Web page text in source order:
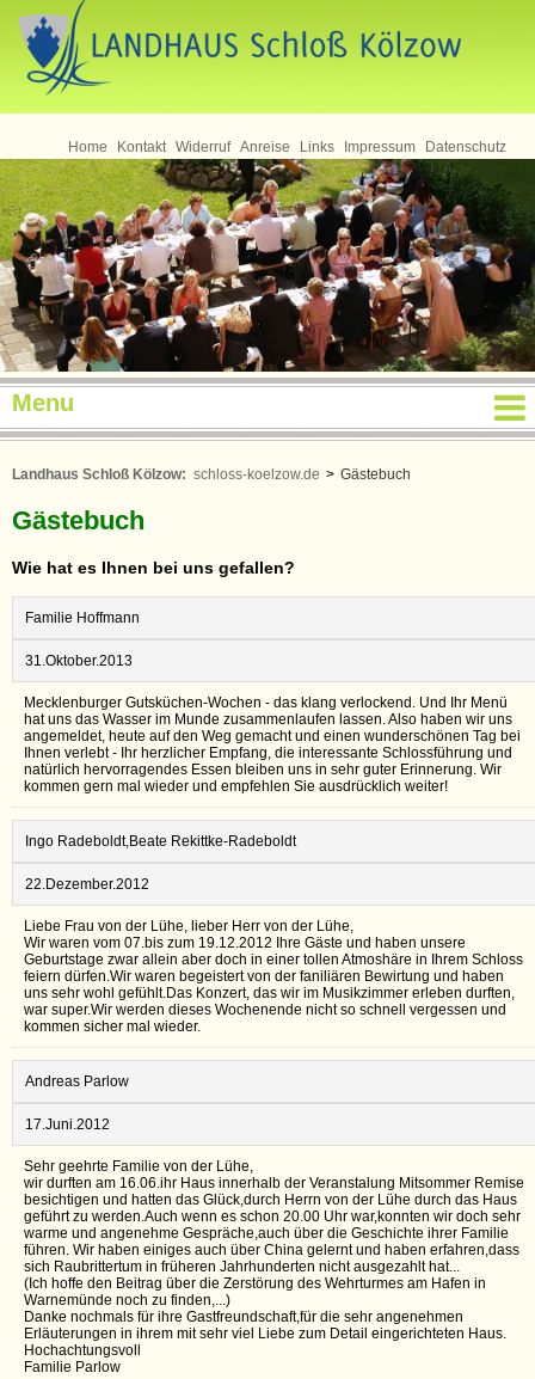
Home Kontakt Widerruf Anreise Links Impressum Datenschutz
Menu
Landhaus Schloß Kölzow: schloss-koelzow.de > Gästebuch
Gästebuch
Wie hat es Ihnen bei uns gefallen?
Familie Hoffmann
31.Oktober.2013
Mecklenburger Gutsküchen-Wochen - das klang verlockend. Und Ihr Menü
hat uns das Wasser im Munde zusammenlaufen lassen. Also haben wir uns
angemeldet, heute auf den Weg gemacht und einen wunderschönen Tag bei
Ihnen verlebt - Ihr herzlicher Empfang, die interessante Schlossführung und
natürlich hervorragendes Essen bleiben uns in sehr guter Erinnerung. Wir
kommen gern mal wieder und empfehlen Sie ausdrücklich weiter!
Ingo Radeboldt,Beate Rekittke-Radeboldt
22.Dezember.2012
Liebe Frau von der Lühe, lieber Herr von der Lühe,
Wir waren vom 07.bis zum 19.12.2012 Ihre Gäste und haben unsere
Geburtstage zwar allein aber doch in einer tollen Atmoshäre in Ihrem Schloss
feiern dürfen.Wir waren begeistert von der faniliären Bewirtung und haben
uns sehr wohl gefühlt.Das Konzert, das wir im Musikzimmer erleben durften,
war super.Wir werden dieses Wochenende nicht so schnell vergessen und
kommen sicher mal wieder.
Andreas Parlow
17.Juni.2012
Sehr geehrte Familie von der Lühe,
wir durften am 16.06.ihr Haus innerhalb der Veranstalung Mitsommer Remise
besichtigen und hatten das Glück,durch Herrn von der Lühe durch das Haus
geführt zu werden.Auch wenn es schon 20.00 Uhr war,konnten wir doch sehr
warme und angenehme Gespräche,auch über die Geschichte ihrer Familie
führen. Wir haben einiges auch über China gelernt und haben erfahren,dass
sich Raubrittertum in früheren Jahrhunderten nicht ausgezahlt hat...
(Ich hoffe den Beitrag über die Zerstörung des Wehrturmes am Hafen in
Warnemünde noch zu finden,...)
Danke nochmals für ihre Gastfreundschaft,für die sehr angenehmen
Erläuterungen in ihrem mit sehr viel Liebe zum Detail eingerichteten Haus.
Hochachtungsvoll
Familie Parlow
Seminare